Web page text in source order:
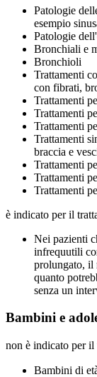
Patologie
esempio
Patologie
Bronchiali e
Bronchioli
Trattamenti
con fibrati,
Trattamenti
Trattamenti
Trattamenti
Trattamenti
braccia e
Trattamenti
Trattamenti
Trattamenti
è indicato per il
Nei pazienti
infrequutili
prolungato, il
quanto
senza un
Bambini e
non è indicato per il
Bambini di